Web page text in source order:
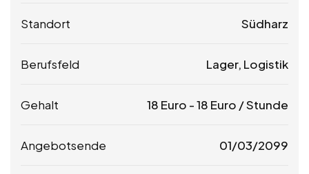
Standort Südharz
Berufsfeld Lager, Logistik
Gehalt 18 Euro -18 Euro / Stunde
Angebotsende 01/03/2099